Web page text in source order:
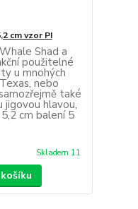
cm vzor PI
Shad a
použitelné
u mnohých
nebo
také
jigovou hlavou,
cm balení 5
Skladem 11